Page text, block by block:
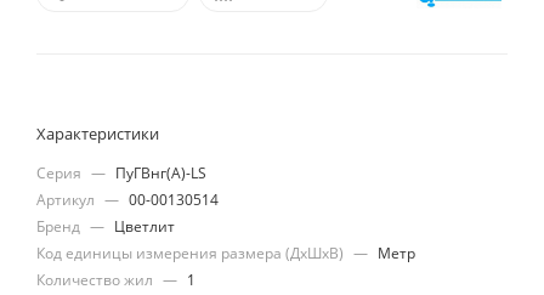
Характеристики
Серия — ПуГВнг(А)-LS
Артикул — 00-00130514
Бренд — Цветлит
Код единицы измерения размера (ДхШхВ) — Метр
Количество жил — 1